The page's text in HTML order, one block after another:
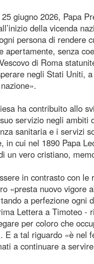
giugno 2026, Papa
della vicenda
persona di rendere
apertamente, senza
di Roma
negli Stati Uniti,
ha contribuito allo
servizio negli ambiti
sanitaria e i servizi
in cui nel 1890 Papa
vero cristiano,
in contrasto con le
«presta nuovo vigore
a perfezione ogni
Lettera a Timoteo -
per coloro che
E a tal riguardo «è
a continuare a